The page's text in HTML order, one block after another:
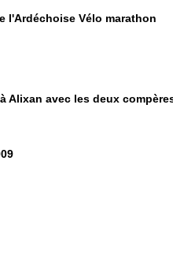
l'Ardéchoise Vélo marathon
Alixan avec les deux